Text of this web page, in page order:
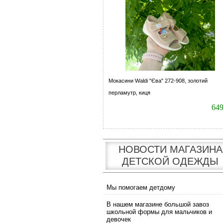
Мокасини Waldi "Єва" 272-908, золотий
перламутр, киця
НОВОСТИ МАГАЗИНА
ДЕТСКОЙ ОДЕЖДЫ
Мы помогаем детдому
В нашем магазине большой завоз
школьной формы для мальчиков и
девочек